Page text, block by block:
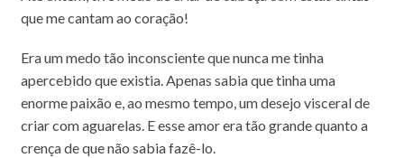
que me cantam ao coração!
Era um medo tão inconsciente que nunca me tinha
apercebido que existia. Apenas sabia que tinha uma
enorme paixão e, ao mesmo tempo, um desejo visceral de
criar com aguarelas. E esse amor era tão grande quanto a
crença de que não sabia fazê-lo.